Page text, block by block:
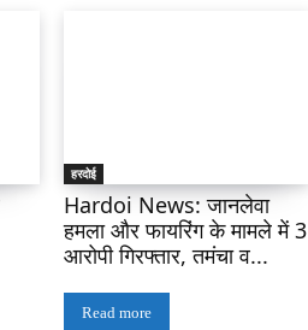
हरदोई
Hardoi News: जानलेवा
हमला और फायरिंग के मामले में 3
आरोपी गिरफ्तार, तमंचा व...
Read more